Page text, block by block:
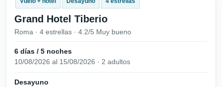
Grand Hotel Tiberio
Roma · 4 estrellas · 4.2/5 Muy bueno
6 días / 5 noches
10/08/2026 al 15/08/2026 · 2 adultos
Desayuno